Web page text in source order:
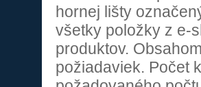
hornej lišty
všetky položky z e-
produktov.
požiadaviek. Počet